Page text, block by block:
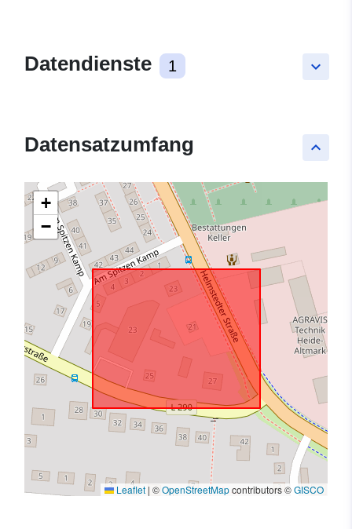
keyboard_arrow_down
Datendienste 1
keyboard_arrow_up
Datensatzumfang
+
−
Leaflet | ©OpenStreetMapcontributors ©GISCO